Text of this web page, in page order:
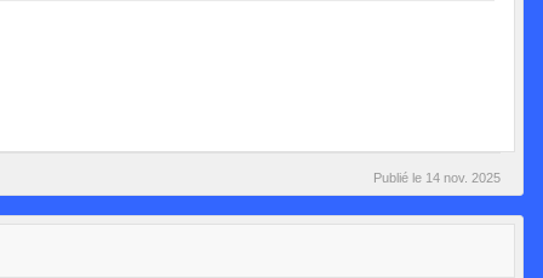
Publié le 14 nov. 2025